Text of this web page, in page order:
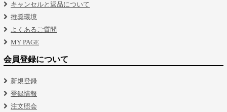
キャンセルと返品について
推奨環境
よくあるご質問
MY PAGE
会員登録について
新規登録
登録情報
注文照会